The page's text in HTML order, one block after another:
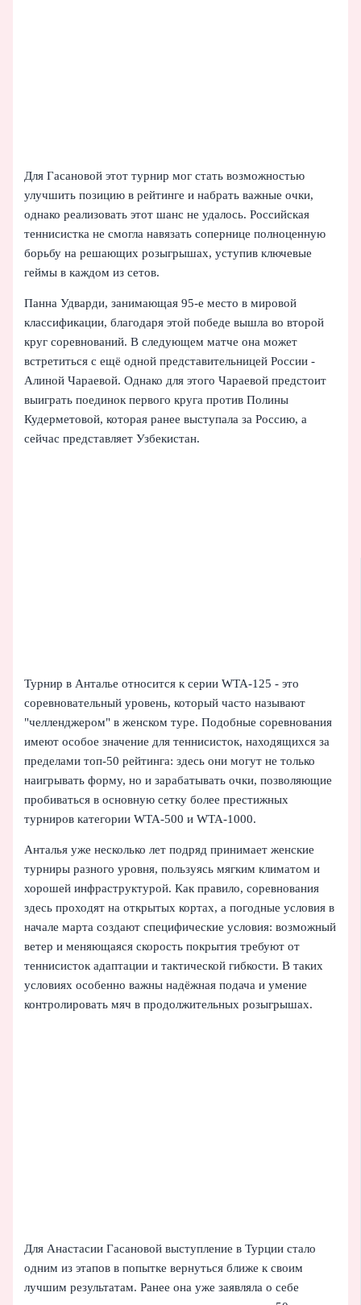
Для Гасановой этот турнир мог стать возможностью
улучшить позицию в рейтинге и набрать важные очки,
однако реализовать этот шанс не удалось. Российская
теннисистка не смогла навязать сопернице полноценную
борьбу на решающих розыгрышах, уступив ключевые
геймы в каждом из сетов.
Панна Удварди, занимающая 95-е место в мировой
классификации, благодаря этой победе вышла во второй
круг соревнований. В следующем матче она может
встретиться с ещё одной представительницей России -
Алиной Чараевой. Однако для этого Чараевой предстоит
выиграть поединок первого круга против Полины
Кудерметовой, которая ранее выступала за Россию, а
сейчас представляет Узбекистан.
Турнир в Анталье относится к серии WTA-125 - это
соревновательный уровень, который часто называют
"челленджером" в женском туре. Подобные соревнования
имеют особое значение для теннисисток, находящихся за
пределами топ-50 рейтинга: здесь они могут не только
наигрывать форму, но и зарабатывать очки, позволяющие
пробиваться в основную сетку более престижных
турниров категории WTA-500 и WTA-1000.
Анталья уже несколько лет подряд принимает женские
турниры разного уровня, пользуясь мягким климатом и
хорошей инфраструктурой. Как правило, соревнования
здесь проходят на открытых кортах, а погодные условия в
начале марта создают специфические условия: возможный
ветер и меняющаяся скорость покрытия требуют от
теннисисток адаптации и тактической гибкости. В таких
условиях особенно важны надёжная подача и умение
контролировать мяч в продолжительных розыгрышах.
Для Анастасии Гасановой выступление в Турции стало
одним из этапов в попытке вернуться ближе к своим
лучшим результатам. Ранее она уже заявляла о себе